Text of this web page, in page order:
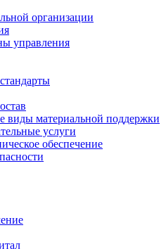
организации
управления
виды материальной поддержки
услуги
обеспечение